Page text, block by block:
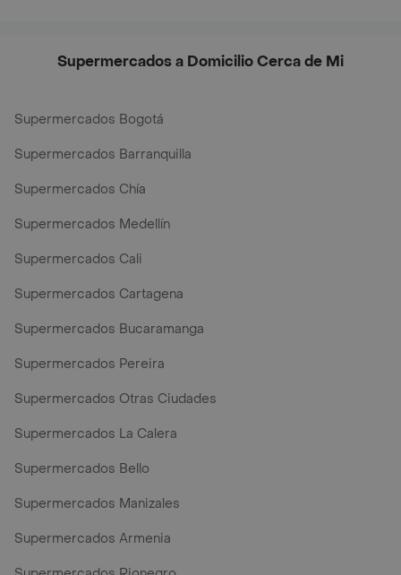
Supermercados a Domicilio Cerca de Mi
Supermercados Bogotá
Supermercados Barranquilla
Supermercados Chía
Supermercados Medellín
Supermercados Cali
Supermercados Cartagena
Supermercados Bucaramanga
Supermercados Pereira
Supermercados Otras Ciudades
Supermercados La Calera
Supermercados Bello
Supermercados Manizales
Supermercados Armenia